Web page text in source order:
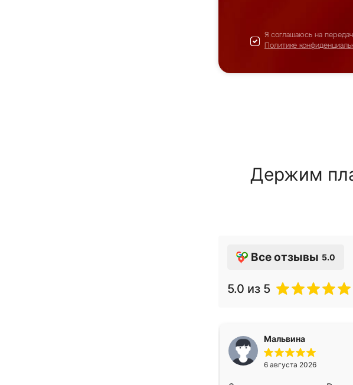
Я соглашаюсь на
Политике
Держим
Все отзывы 5.0
5.0 из 5
Мальвина
6 августа 2026